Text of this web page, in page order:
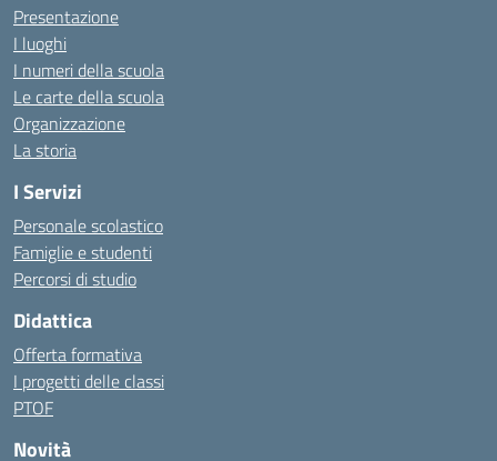
Presentazione
I luoghi
I numeri della scuola
Le carte della scuola
Organizzazione
La storia
I Servizi
Personale scolastico
Famiglie e studenti
Percorsi di studio
Didattica
Offerta formativa
I progetti delle classi
PTOF
Novità